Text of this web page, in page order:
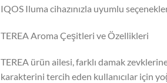
IQOS Iluma cihazınızla uyumlu
TEREA Aroma Çeşitleri ve Özellikleri
TEREA ürün ailesi, farklı damak
karakterini tercih eden kullanıcılar için